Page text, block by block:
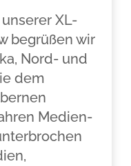
XL-
begrüßen wir
Nord- und
dem
Medien-